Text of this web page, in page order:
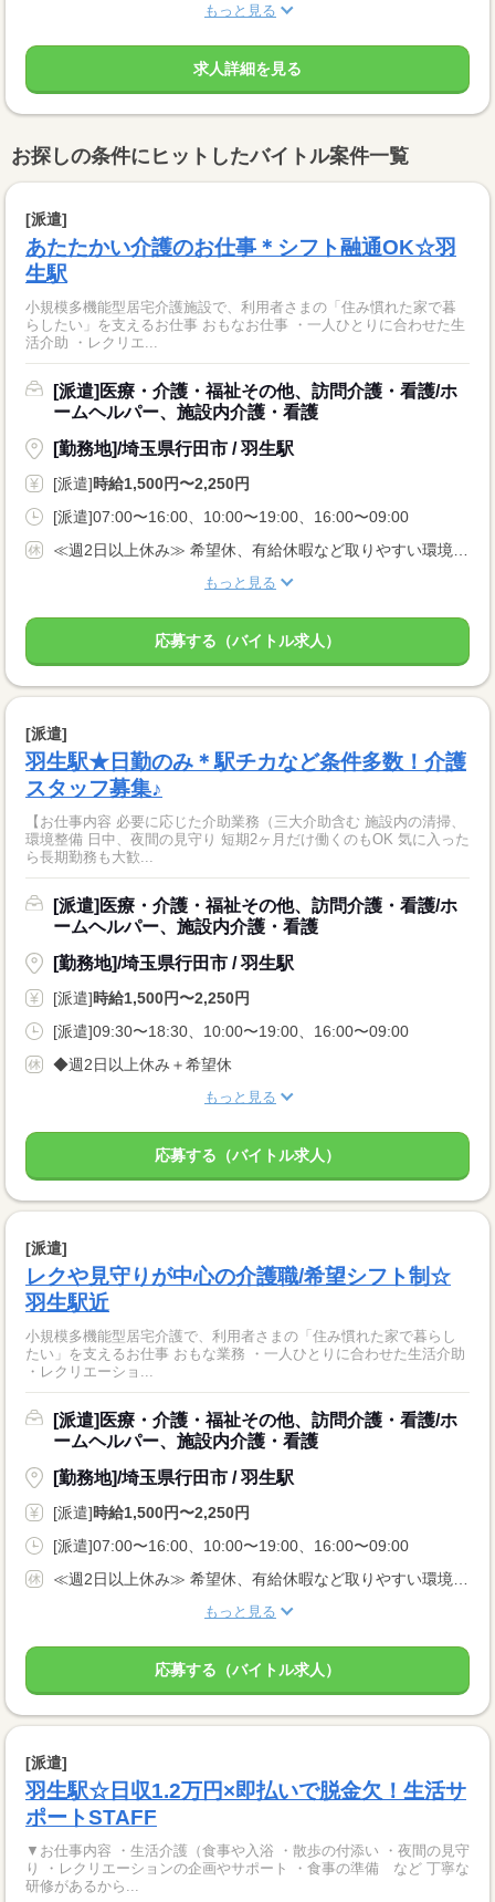
もっと見る
求人詳細を見る
お探しの条件にヒットしたバイトル案件一覧
[派遣]
あたたかい介護のお仕事＊シフト融通OK☆羽
生駅
小規模多機能型居宅介護施設で、利用者さまの「住み慣れた家で暮
らしたい」を支えるお仕事 おもなお仕事 ・一人ひとりに合わせた生
活介助 ・レクリエ...
[派遣]医療・介護・福祉その他、訪問介護・看護/ホ
ームヘルパー、施設内介護・看護
[勤務地]/埼玉県行田市 / 羽生駅
[派遣]時給1,500円〜2,250円
[派遣]07:00〜16:00、10:00〜19:00、16:00〜09:00
もっと見る
応募する（バイトル求人）
[派遣]
羽生駅★日勤のみ＊駅チカなど条件多数！介護
スタッフ募集♪
【お仕事内容 必要に応じた介助業務（三大介助含む 施設内の清掃、
環境整備 日中、夜間の見守り 短期2ヶ月だけ働くのもOK 気に入った
ら長期勤務も大歓...
[派遣]医療・介護・福祉その他、訪問介護・看護/ホ
ームヘルパー、施設内介護・看護
[勤務地]/埼玉県行田市 / 羽生駅
[派遣]時給1,500円〜2,250円
[派遣]09:30〜18:30、10:00〜19:00、16:00〜09:00
◆週2日以上休み＋希望休
もっと見る
応募する（バイトル求人）
[派遣]
レクや見守りが中心の介護職/希望シフト制☆
羽生駅近
小規模多機能型居宅介護で、利用者さまの「住み慣れた家で暮らし
たい」を支えるお仕事 おもな業務 ・一人ひとりに合わせた生活介助
・レクリエーショ...
[派遣]医療・介護・福祉その他、訪問介護・看護/ホ
ームヘルパー、施設内介護・看護
[勤務地]/埼玉県行田市 / 羽生駅
[派遣]時給1,500円〜2,250円
[派遣]07:00〜16:00、10:00〜19:00、16:00〜09:00
もっと見る
応募する（バイトル求人）
[派遣]
羽生駅☆日収1.2万円×即払いで脱金欠！生活サ
ポートSTAFF
▼お仕事内容 ・生活介護（食事や入浴 ・散歩の付添い ・夜間の見守
り ・レクリエーションの企画やサポート ・食事の準備 など 丁寧な
研修があるから...